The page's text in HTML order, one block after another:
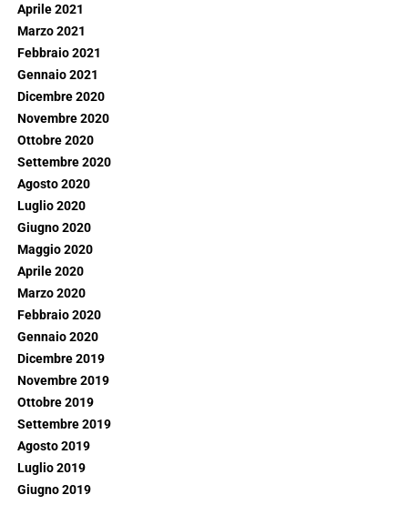
Aprile 2021
Marzo 2021
Febbraio 2021
Gennaio 2021
Dicembre 2020
Novembre 2020
Ottobre 2020
Settembre 2020
Agosto 2020
Luglio 2020
Giugno 2020
Maggio 2020
Aprile 2020
Marzo 2020
Febbraio 2020
Gennaio 2020
Dicembre 2019
Novembre 2019
Ottobre 2019
Settembre 2019
Agosto 2019
Luglio 2019
Giugno 2019